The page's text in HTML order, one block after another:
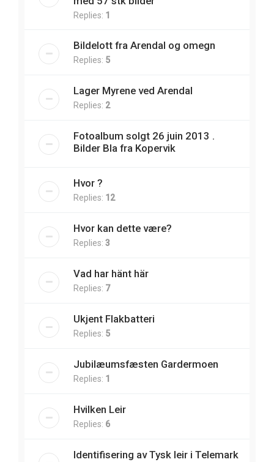
Replies: 1
Bildelott fra Arendal og omegn
Replies: 5
Lager Myrene ved Arendal
Replies: 2
Fotoalbum solgt 26 juin 2013 .
Bilder Bla fra Kopervik
Hvor ?
Replies: 12
Hvor kan dette være?
Replies: 3
Vad har hänt här
Replies: 7
Ukjent Flakbatteri
Replies: 5
Jubilæumsfæsten Gardermoen
Replies: 1
Hvilken Leir
Replies: 6
Identifisering av Tysk leir i Telemark